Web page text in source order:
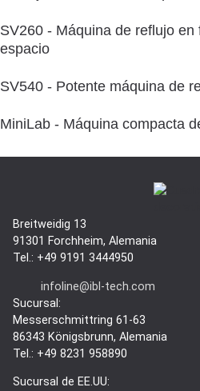
SV260 - Máquina de reflujo
espacio
SV540 - Potente máquina de
MiniLab - Máquina compacta
Breitweidig 13
91301 Forchheim, Alemania
Tel.: +49 9191 3444950
infoline@ibl-tech.com
Sucursal:
Messerschmittring 61-63
86343 Königsbrunn, Alemania
Tel.: +49 8231 958890
Sucursal de EE.UU: